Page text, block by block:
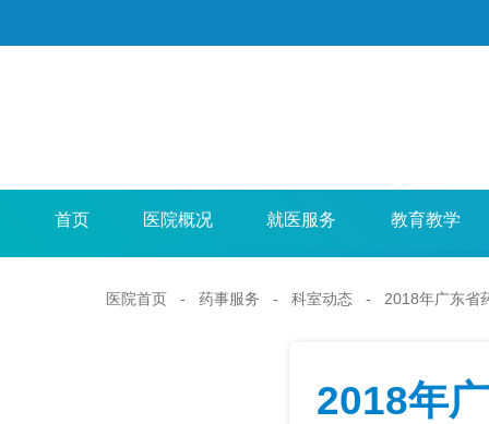
首页 医院概况 就医服务 教育教学
医院首页 - 药事服务 - 科室动态 - 2018年广东省药
2018年